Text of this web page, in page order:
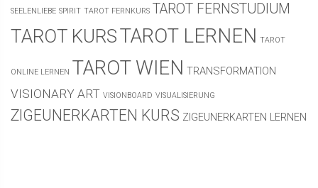
SEELENLIEBE SPIRIT TAROT FERNKURS TAROT FERNSTUDIUM
TAROT KURSTAROT LERNEN TAROT
ONLINE LERNEN TAROT WIEN TRANSFORMATION
VISIONARY ART VISIONBOARD VISUALISIERUNG
ZIGEUNERKARTEN KURS ZIGEUNERKARTEN LERNEN